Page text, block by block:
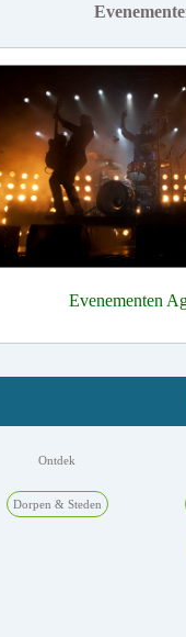
Evenementen
Ontdek
Dorpen & Steden